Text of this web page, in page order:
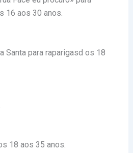
16 aos 30 anos.
Santa para raparigasd os 18
18 aos 35 anos.